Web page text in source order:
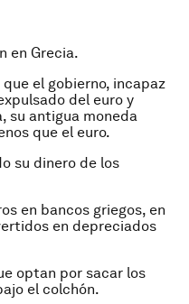
en Grecia.
el gobierno, incapaz
del euro y
su antigua moneda
que el euro.
su dinero de los
en bancos griegos, en
en depreciados
optan por sacar los
el colchón.